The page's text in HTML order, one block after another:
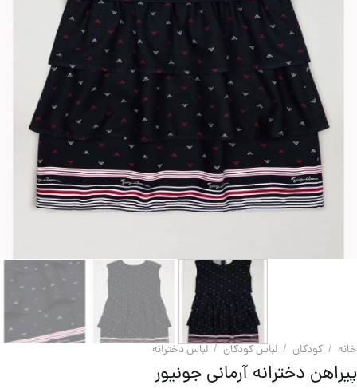
خانه / کودکان / لباس کودکان / لباس دخترانه
پیراهن دخترانه آرمانی جونیور